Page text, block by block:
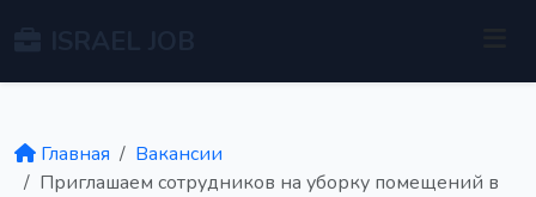
Главная
Вакансии
Приглашаем сотрудников на уборку помещений в